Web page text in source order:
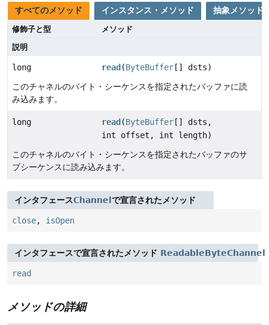
すべてのメソッド インスタンス・メソッド 抽象メソッド
修飾子と型
メソッド
説明
long read (ByteBuffer[] dsts)
このチャネルのバイト・シーケンスを指定されたバッファに読
み込みます。
long read (ByteBuffer[] dsts,
int offset, int length)
このチャネルのバイト・シーケンスを指定されたバッファのサ
ブシーケンスに読み込みます。
インタフェースChannel で宣言されたメソッド
close, isOpen
インタフェースで宣言されたメソッド ReadableByteChannel
read
メソッドの詳細